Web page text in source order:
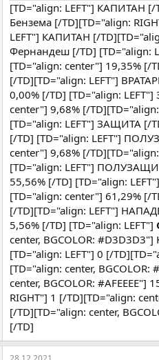
[TD="align: LEFT"] КАПИТАН [/
Бензема [/TD][TD="align:
LEFT"] КАПИТАН [/
Фернандеш [/TD] [TD="align:
[TD="align: center"] 19,35% [/
[/TD][TD="align: LEFT"]
0,00% [/TD] [TD="align:
center"] 9,68% [/
[TD="align: LEFT"] ЗАЩИТА [/
[/TD] [TD="align: LEFT"]
center"] 9,68% [/
[TD="align: LEFT"]
55,56% [/TD] [TD="align:
[TD="align: center"] 61,29% [/
[/TD][TD="align: LEFT"]
5,56% [/TD] [TD="align: LEFT"]
center, BGCOLOR:
[TD="align: LEFT"] 0 [/
[TD="align: center,
center, BGCOLOR:
RIGHT"] 1 [/TD][TD="align:
[/TD][TD="align: center,
[/TD]